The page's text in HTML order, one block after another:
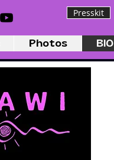
Presskit
Photos BIO